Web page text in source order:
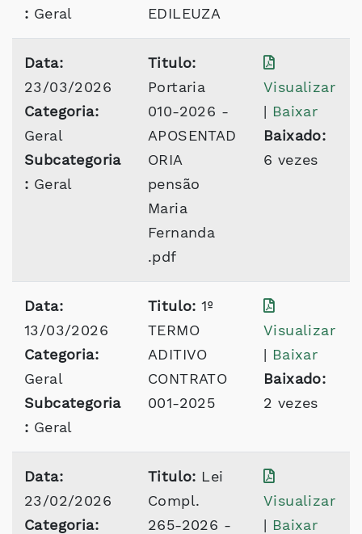
: Geral
EDILEUZA
Data:
23/03/2026
Categoria:
Geral
Subcategoria
: Geral
Titulo:
Portaria
010-2026 -
APOSENTAD
ORIA
pensão
Maria
Fernanda
.pdf
Visualizar
| Baixar
Baixado:
6 vezes
Data:
13/03/2026
Categoria:
Geral
Subcategoria
: Geral
Titulo: 1º
TERMO
ADITIVO
CONTRATO
001-2025
Visualizar
| Baixar
Baixado:
2 vezes
Data:
23/02/2026
Categoria:
Titulo: Lei
Compl.
265-2026 -
Visualizar
| Baixar